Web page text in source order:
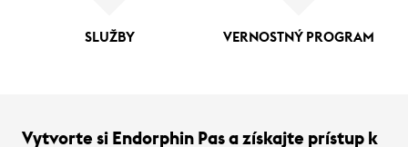
SLUŽBY VERNOSTNÝ PROGRAM
Vytvorte si Endorphin Pas a získajte prístup k